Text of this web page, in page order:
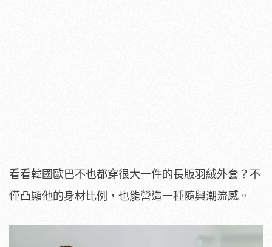
看看韓國歐巴不也都穿很大一件的長版羽絨外套？不
僅凸顯他的身材比例，也能營造一種隨興潮流感。